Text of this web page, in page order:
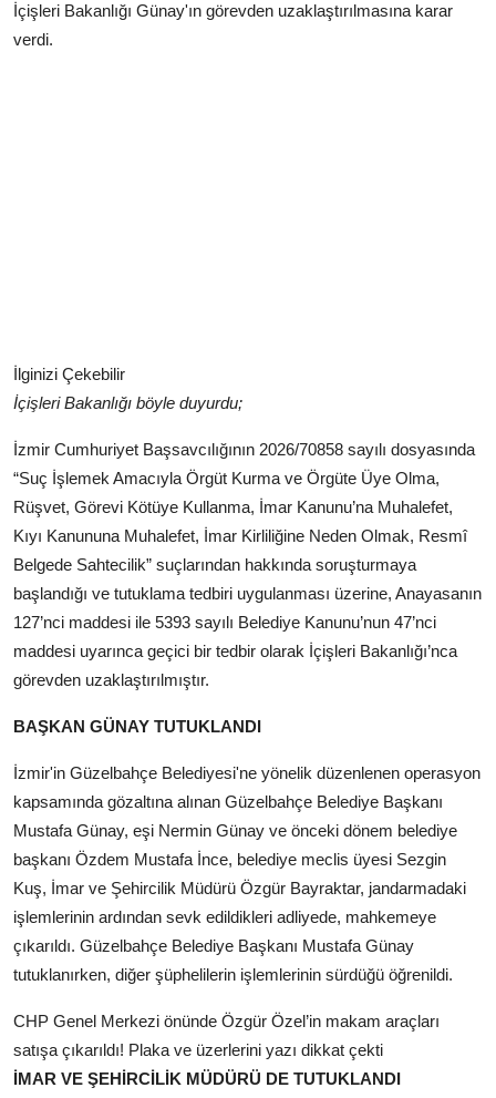
İçişleri Bakanlığı Günay'ın görevden uzaklaştırılmasına karar
verdi.
İlginizi Çekebilir
İçişleri Bakanlığı böyle duyurdu;
İzmir Cumhuriyet Başsavcılığının 2026/70858 sayılı dosyasında
“Suç İşlemek Amacıyla Örgüt Kurma ve Örgüte Üye Olma,
Rüşvet, Görevi Kötüye Kullanma, İmar Kanunu’na Muhalefet,
Kıyı Kanununa Muhalefet, İmar Kirliliğine Neden Olmak, Resmî
Belgede Sahtecilik” suçlarından hakkında soruşturmaya
başlandığı ve tutuklama tedbiri uygulanması üzerine, Anayasanın
127’nci maddesi ile 5393 sayılı Belediye Kanunu’nun 47’nci
maddesi uyarınca geçici bir tedbir olarak İçişleri Bakanlığı’nca
görevden uzaklaştırılmıştır.
BAŞKAN GÜNAY TUTUKLANDI
İzmir'in Güzelbahçe Belediyesi'ne yönelik düzenlenen operasyon
kapsamında gözaltına alınan Güzelbahçe Belediye Başkanı
Mustafa Günay, eşi Nermin Günay ve önceki dönem belediye
başkanı Özdem Mustafa İnce, belediye meclis üyesi Sezgin
Kuş, İmar ve Şehircilik Müdürü Özgür Bayraktar, jandarmadaki
işlemlerinin ardından sevk edildikleri adliyede, mahkemeye
çıkarıldı. Güzelbahçe Belediye Başkanı Mustafa Günay
tutuklanırken, diğer şüphelilerin işlemlerinin sürdüğü öğrenildi.
CHP Genel Merkezi önünde Özgür Özel’in makam araçları
satışa çıkarıldı! Plaka ve üzerlerini yazı dikkat çekti
İMAR VE ŞEHİRCİLİK MÜDÜRÜ DE TUTUKLANDI